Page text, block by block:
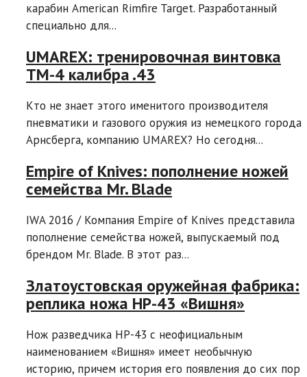
карабин American Rimfire Target. Разработанный
специально для...
UMAREX: тренировочная винтовка
TM-4 калибра .43
Кто не знает этого именитого производителя
пневматики и газового оружия из немецкого города
Арнсберга, компанию UMAREX? Но сегодня...
Empire of Knives: пополнение ножей
семейства Mr. Blade
IWA 2016 / Компания Empire of Knives представила
пополнение семейства ножей, выпускаемый под
брендом Mr. Blade. В этот раз...
Златоустовская оружейная фабрика:
реплика ножа НР-43 «Вишня»
Нож разведчика НР-43 с неофициальным
наименованием «Вишня» имеет необычную
историю, причем история его появления до сих пор